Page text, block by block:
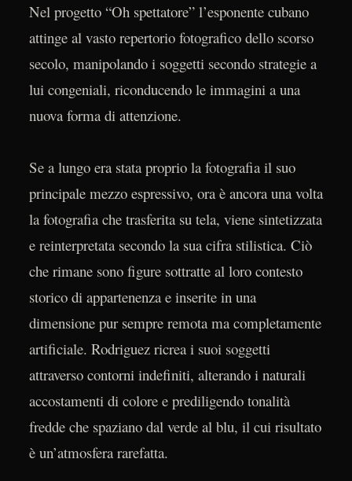
Nel progetto “Oh spettatore” l’esponente cubano
attinge al vasto repertorio fotografico dello scorso
secolo, manipolando i soggetti secondo strategie a
lui congeniali, riconducendo le immagini a una
nuova forma di attenzione.
Se a lungo era stata proprio la fotografia il suo
principale mezzo espressivo, ora è ancora una volta
la fotografia che trasferita su tela, viene sintetizzata
e reinterpretata secondo la sua cifra stilistica. Ciò
che rimane sono figure sottratte al loro contesto
storico di appartenenza e inserite in una
dimensione pur sempre remota ma completamente
artificiale. Rodriguez ricrea i suoi soggetti
attraverso contorni indefiniti, alterando i naturali
accostamenti di colore e prediligendo tonalità
fredde che spaziano dal verde al blu, il cui risultato
è un’atmosfera rarefatta.